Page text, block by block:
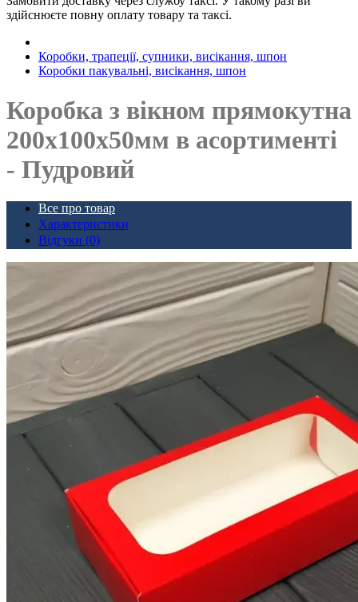
здійснюєте повну оплату товару та таксі.
Коробки, трапеції, супники, висікання, шпон
Коробки пакувальні, висікання, шпон
Коробка з вікном прямокутна
200х100х50мм в асортименті
- Пудровий
Все про товар
Характеристики
Відгуки (0)